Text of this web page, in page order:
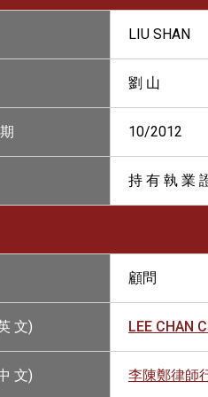
LIU SHAN
劉 山
10/2012
持 有 執 業
顧問
文) LEE CHAN
文) 李陳鄭律師